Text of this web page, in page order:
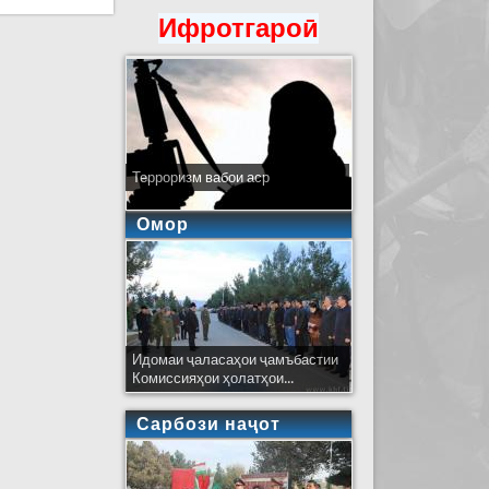
Ифротгароӣ
Терроризм вабои аср
Омор
Идомаи ҷаласаҳои ҷамъбастии
Комиссияҳои ҳолатҳои...
Сарбози наҷот